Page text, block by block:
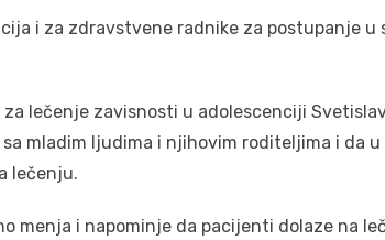
i za zdravstvene radnike za postupanje u
lečenje zavisnosti u adolescenciji
mladim ljudima i njihovim roditeljima i da
lečenju.
menja i napominje da pacijenti dolaze na